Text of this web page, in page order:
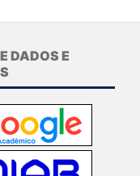
DADOS E